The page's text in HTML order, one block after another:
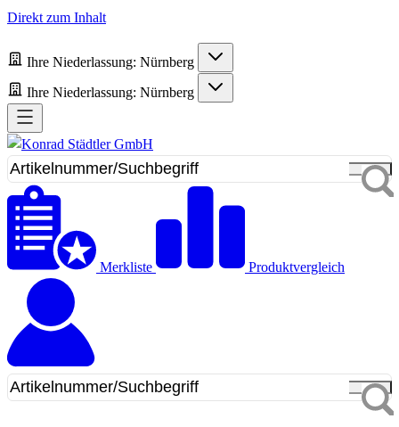
Direkt zum Inhalt
Ihre Niederlassung: Nürnberg
Ihre Niederlassung: Nürnberg
Merkliste Produktvergleich